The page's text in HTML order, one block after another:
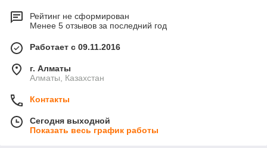
Рейтинг не сформирован
Менее 5 отзывов за последний год
Работает с 09.11.2016
г. Алматы
Алматы, Казахстан
Контакты
Сегодня выходной
Показать весь график работы